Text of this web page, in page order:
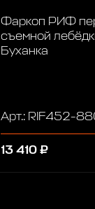
Фаркоп РИФ
съемной
Буханка
Арт.: RIF452-
13 410 ₽